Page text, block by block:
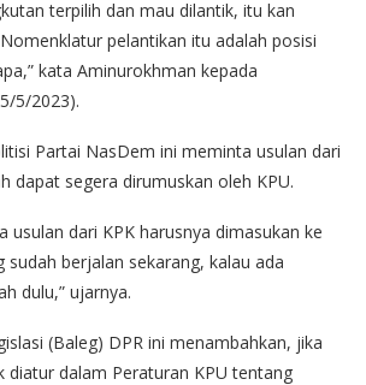
terpilih dan mau dilantik, itu kan
pelantikan itu adalah posisi
kata Aminurokhman kepada
5/2023).
Partai NasDem ini meminta usulan dari
dapat segera dirumuskan oleh KPU.
usulan dari KPK harusnya dimasukan ke
sudah berjalan sekarang, kalau ada
dulu,” ujarnya.
(Baleg) DPR ini menambahkan, jika
diatur dalam Peraturan KPU tentang